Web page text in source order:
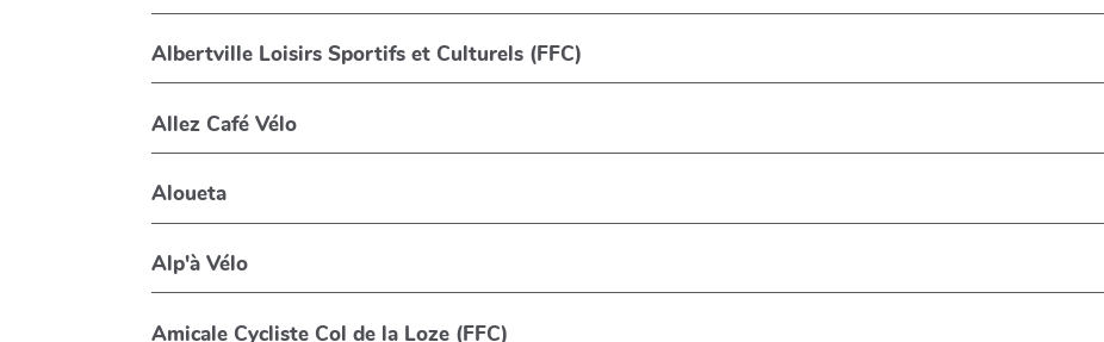
Albertville Loisirs Sportifs et Culturels (FFC)
Allez Café Vélo
Aloueta
Alp'à Vélo
Amicale Cycliste Col de la Loze (FFC)